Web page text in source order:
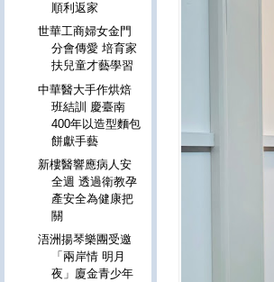
順利返家
世華工商婦女金門
分會傳愛 培育家
扶兒童才藝學習
中華醫大手作烘焙
班結訓 慶臺南
400年以造型麵包
餅獻手藝
新樓醫響應病人安
全週 透過衛教孕
產安全為健康把
關
浯洲揚琴樂團受邀
「兩岸情 明月
夜」廈金青少年